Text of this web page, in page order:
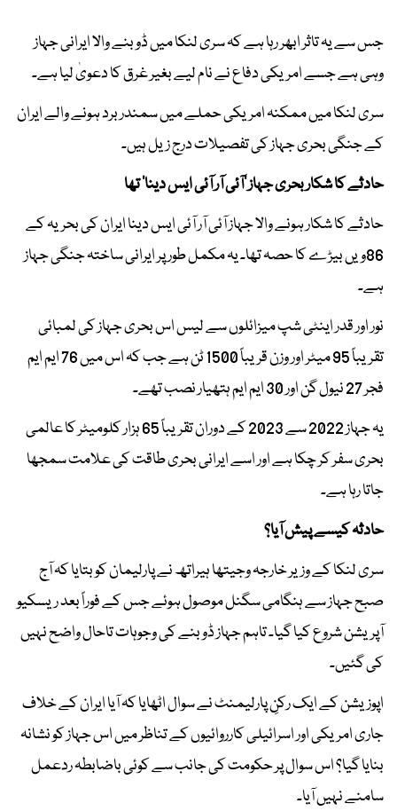
جس سے یہ تاثر ابھر رہا ہے کہ سری لنکا میں ڈوبنے والا ایرانی جہاز
وہی ہے جسے امریکی دفاع نے نام لیے بغیر غرق کا دعویٰ لیا ہے۔
سری لنکا میں ممکنہ امریکی حملے میں سمندر برد ہونے والے ایران
کے جنگی بحری جہاز کی تفصیلات درج زیل ہیں۔
حادثے کا شکار بحری جہاز ’آئی آر آئی ایس دینا‘ تھا
حادثے کا شکار ہونے والا جہاز آئی آر آئی ایس دینا ایران کی بحریہ کے
86ویں بیڑے کا حصہ تھا۔ یہ مکمل طور پر ایرانی ساختہ جنگی جہاز
ہے۔
نور اور قدر اینٹی شپ میزائلوں سے لیس اس بحری جہاز کی لمبائی
تقریباً 95 میٹر اور وزن قریباً 1500 ٹن ہے جب کہ اس میں 76 ایم ایم
فجر 27 نیول گن اور 30 ایم ایم ہتھیار نصب تھے۔
یہ جہاز 2022 سے 2023 کے دوران تقریباً 65 ہزار کلومیٹر کا عالمی
بحری سفر کر چکا ہے اور اسے ایرانی بحری طاقت کی علامت سمجھا
جاتا رہا ہے۔
حادثہ کیسے پیش آیا؟
سری لنکا کے وزیر خارجہ وجیتھا ہیراتھ نے پارلیمان کو بتایا کہ آج
صبح جہاز سے ہنگامی سگنل موصول ہوئے جس کے فوراً بعد ریسکیو
آپریشن شروع کیا گیا۔ تاہم جہاز ڈوبنے کی وجوہات تاحال واضح نہیں
کی گئیں۔
اپوزیشن کے ایک رکنِ پارلیمنٹ نے سوال اٹھایا کہ آیا ایران کے خلاف
جاری امریکی اور اسرائیلی کارروائیوں کے تناظر میں اس جہاز کو نشانہ
بنایا گیا؟ اس سوال پر حکومت کی جانب سے کوئی باضابطہ ردعمل
سامنے نہیں آیا۔